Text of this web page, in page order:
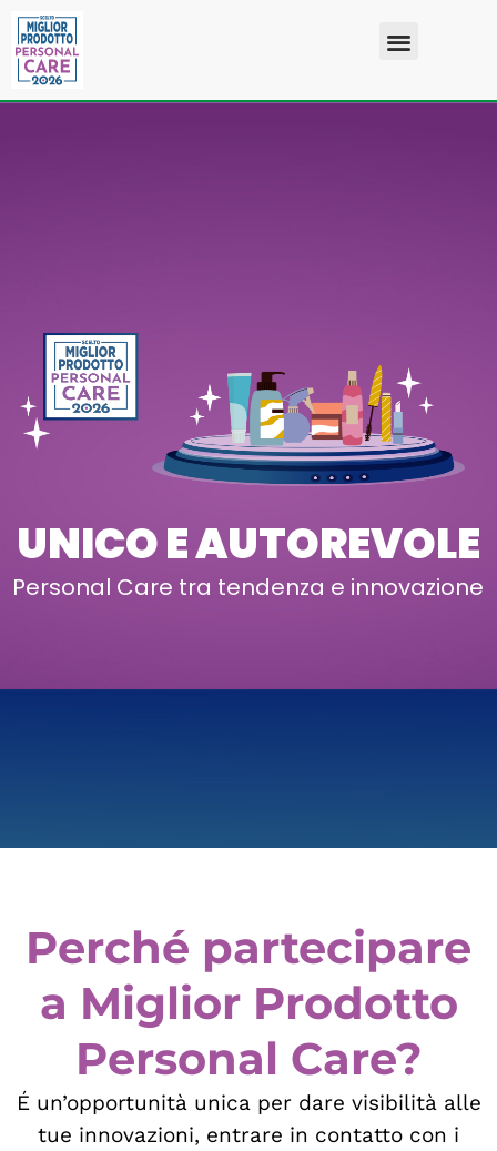
UNICO E AUTOREVOLE
Personal Care tra tendenza e innovazione
Perché partecipare
a Miglior Prodotto
Personal Care?
É un’opportunità unica per dare visibilità alle
tue innovazioni, entrare in contatto con i